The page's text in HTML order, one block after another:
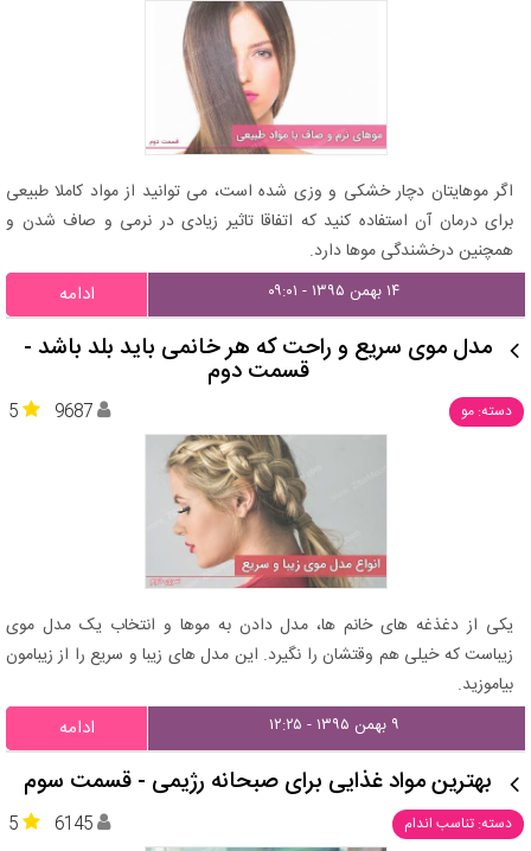
اگر موهایتان دچار خشکی و وزی شده است، می توانید از مواد کاملا طبیعی
برای درمان آن استفاده کنید که اتفاقا تاثیر زیادی در نرمی و صاف شدن و
همچنین درخشندگی موها دارد.
۱۴ بهمن ۱۳۹۵ - ۰۹:۰۱ ادامه
مدل موی سریع و راحت که هر خانمی باید بلد باشد -
قسمت دوم
دسته: مو 5 9687
یکی از دغذغه های خانم ها، مدل دادن به موها و انتخاب یک مدل موی
زیباست که خیلی هم وقتشان را نگیرد. این مدل های زیبا و سریع را از زیبامون
بیاموزید.
۹ بهمن ۱۳۹۵ - ۱۲:۲۵ ادامه
بهترین مواد غذایی برای صبحانه رژیمی - قسمت سوم
دسته: تناسب اندام 5 6145